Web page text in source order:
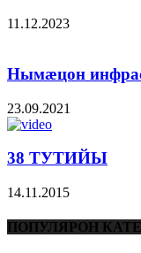
11.12.2023
Нымæцон
23.09.2021
38 ТУТИЙЫ
14.11.2015
ПОПУЛЯРОН